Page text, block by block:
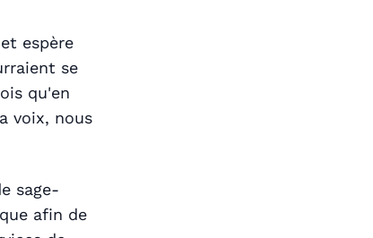
espère
se
qu'en
voix, nous
sage-
afin de